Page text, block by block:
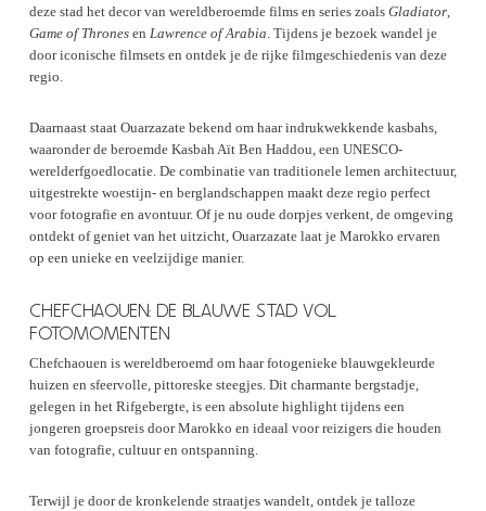
deze stad het decor van wereldberoemde films en series zoals Gladiator,
Game of Thronesen Lawrence of Arabia. Tijdens je bezoek wandel je
door iconische filmsets en ontdek je de rijke filmgeschiedenis van deze
regio.
Daarnaast staat Ouarzazate bekend om haar indrukwekkende kasbahs,
waaronder de beroemde Kasbah Aït Ben Haddou, een UNESCO-
werelderfgoedlocatie. De combinatie van traditionele lemen architectuur,
uitgestrekte woestijn- en berglandschappen maakt deze regio perfect
voor fotografie en avontuur. Of je nu oude dorpjes verkent, de omgeving
ontdekt of geniet van het uitzicht, Ouarzazate laat je Marokko ervaren
op een unieke en veelzijdige manier.
CHEFCHAOUEN: DE BLAUWE STAD VOL
FOTOMOMENTEN
Chefchaouen is wereldberoemd om haar fotogenieke blauwgekleurde
huizen en sfeervolle, pittoreske steegjes. Dit charmante bergstadje,
gelegen in het Rifgebergte, is een absolute highlight tijdens een
jongeren groepsreis door Marokko en ideaal voor reizigers die houden
van fotografie, cultuur en ontspanning.
Terwijl je door de kronkelende straatjes wandelt, ontdek je talloze